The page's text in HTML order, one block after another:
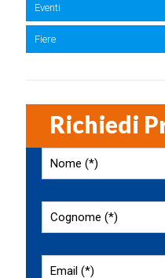
Eventi
Fiere
Richiedi